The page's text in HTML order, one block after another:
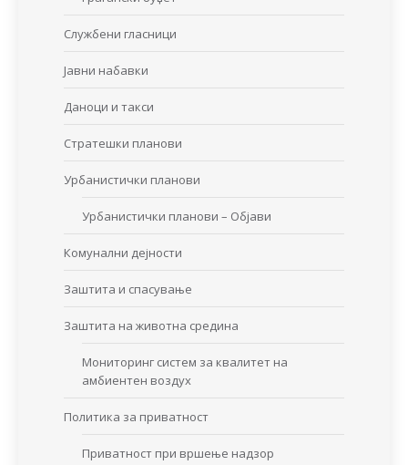
Службени гласници
Јавни набавки
Даноци и такси
Стратешки планови
Урбанистички планови
Урбанистички планови – Објави
Комунални дејности
Заштита и спасување
Заштита на животна средина
Мониторинг систем за квалитет на
амбиентен воздух
Политика за приватност
Приватност при вршење надзор